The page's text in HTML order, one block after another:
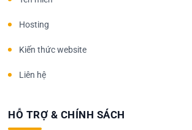
Hosting
Kiến thức website
Liên hệ
HỖ TRỢ & CHÍNH SÁCH